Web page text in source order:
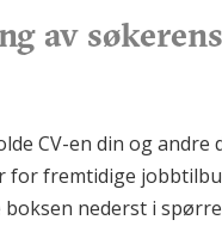
av søkerens
CV-en din og andre
for fremtidige
nederst i